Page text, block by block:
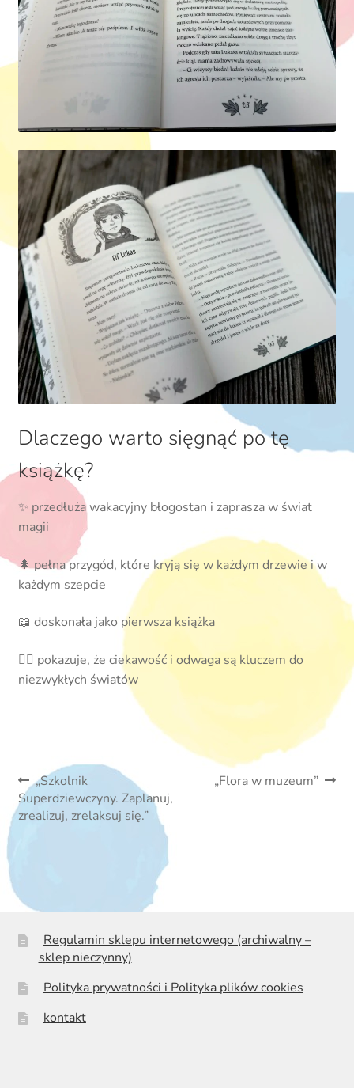
Dlaczego warto sięgnąć po tę
książkę?
✨ przedłuża wakacyjny błogostan i zaprasza w świat
magii
🌲 pełna przygód, które kryją się w każdym drzewie i w
każdym szepcie
📖 doskonała jako pierwsza książka
🧙‍♂️ pokazuje, że ciekawość i odwaga są kluczem do
niezwykłych światów
Nawigacja
wpisu
Poprzedni
wpis:
„Szkolnik
Superdziewczyny. Zaplanuj,
zrealizuj, zrelaksuj się.”
Następny
„Flora w muzeum”
Regulamin sklepu internetowego (archiwalny –
sklep nieczynny)
Polityka prywatności i Polityka plików cookies
kontakt